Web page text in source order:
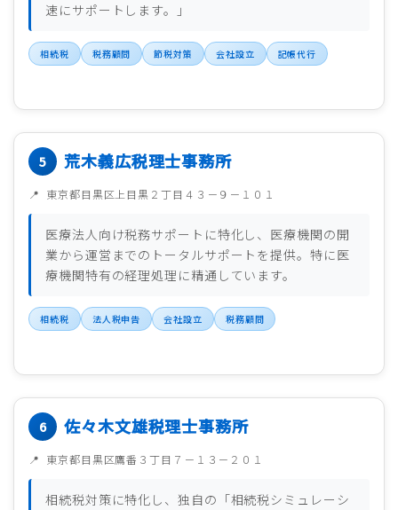
速にサポートします。」
相続税 税務顧問 節税対策 会社設立 記帳代行
荒木義広税理士事務所
東京都目黒区上目黒２丁目４３－９－１０１
医療法人向け税務サポートに特化し、医療機関の開
業から運営までのトータルサポートを提供。特に医
療機関特有の経理処理に精通しています。
相続税 法人税申告 会社設立 税務顧問
佐々木文雄税理士事務所
東京都目黒区鷹番３丁目７－１３－２０１
相続税対策に特化し、独自の「相続税シミュレーシ